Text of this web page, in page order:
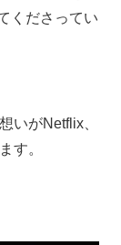
くださってい
いがNetflix
す。